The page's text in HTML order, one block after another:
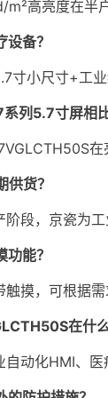
m²高亮度在半
备？
寸小尺寸+工
列5.7寸屏相
在
货？
段，京瓷为
能？
摸，可根据
在什么
动化HMI、医